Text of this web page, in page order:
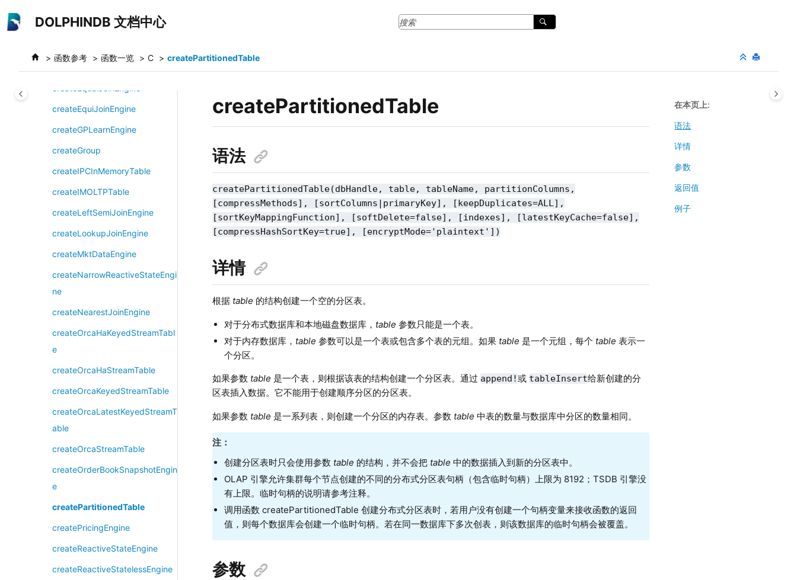
DOLPHINDB 文档中心
函数参考 函数一览 C createPartitionedTable
createDistributedInMemoryTabl
e
createEquiJoinEngine
createGPLearnEngine
createGroup
createIPCInMemoryTable
createIMOLTPTable
createLeftSemiJoinEngine
createLookupJoinEngine
createMktDataEngine
createNarrowReactiveStateEngi
ne
createNearestJoinEngine
createOrcaHaKeyedStreamTabl
e
createOrcaHaStreamTable
createOrcaKeyedStreamTable
createOrcaLatestKeyedStreamT
able
createOrcaStreamTable
createOrderBookSnapshotEngin
e
createPartitionedTable
createPricingEngine
createReactiveStateEngine
createReactiveStatelessEngine
createPartitionedTable
语法
createPartitionedTable(dbHandle, table, tableName, partitionColumns,
[compressMethods], [sortColumns|primaryKey], [keepDuplicates=ALL],
[sortKeyMappingFunction], [softDelete=false], [indexes], [latestKeyCache=false],
[compressHashSortKey=true], [encryptMode='plaintext'])
详情
根据 table 的结构创建一个空的分区表。
对于分布式数据库和本地磁盘数据库， table 参数只能是一个表。
对于内存数据库， table 参数可以是一个表或包含多个表的元组。如果 table 是一个元组，每个 table 表示一
个分区。
如果参数 table 是一个表，则根据该表的结构创建一个分区表。通过 append!或 tableInsert给新创建的分
区表插入数据。它不能用于创建顺序分区的分区表。
如果参数 table 是一系列表，则创建一个分区的内存表。参数 table 中表的数量与数据库中分区的数量相同。
注：
创建分区表时只会使用参数 table 的结构，并不会把 table 中的数据插入到新的分区表中。
OLAP 引擎允许集群每个节点创建的不同的分布式分区表句柄（包含临时句柄）上限为 8192；TSDB 引擎没
有上限。临时句柄的说明请参考注释。
调用函数 createPartitionedTable 创建分布式分区表时，若用户没有创建一个句柄变量来接收函数的返回
值，则每个数据库会创建一个临时句柄。若在同一数据库下多次创表，则该数据库的临时句柄会被覆盖。
参数
在本页上
语法
详情
参数
返回值
例子